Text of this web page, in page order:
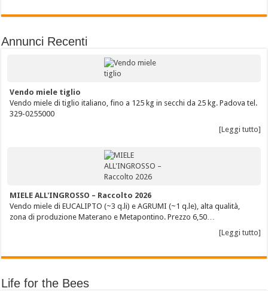
Annunci Recenti
Vendo miele tiglio
Vendo miele di tiglio italiano, fino a 125 kg in secchi da 25 kg. Padova tel.
329-0255000
[Leggi tutto]
MIELE ALL'INGROSSO – Raccolto 2026
Vendo miele di EUCALIPTO (~3 q.li) e AGRUMI (~1 q.le), alta qualità,
zona di produzione Materano e Metapontino. Prezzo 6,50…
[Leggi tutto]
Life for the Bees